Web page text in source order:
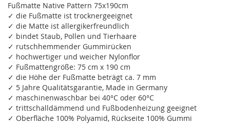
Fußmatte Native Pattern 75x190cm
✓ die Fußmatte ist trocknergeeignet
✓ die Matte ist allergikerfreundlich
✓ bindet Staub, Pollen und Tierhaare
✓ rutschhemmender Gummirücken
✓ hochwertiger und weicher Nylonflor
✓ Fußmattengröße: 75 cm x 190 cm
✓ die Höhe der Fußmatte beträgt ca. 7 mm
✓ 5 Jahre Qualitätsgarantie, Made in Germany
✓ maschinenwaschbar bei 40°C oder 60°C
✓ trittschalldämmend und Fußbodenheizung geeignet
✓ Oberfläche 100% Polyamid, Rückseite 100% Gummi